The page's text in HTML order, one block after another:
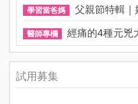
學習當爸媽 父親節特輯｜
醫師專欄 經痛的4種元兇
試用募集